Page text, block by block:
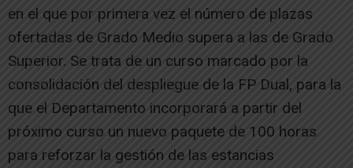
en el que por primera vez el número de plazas
ofertadas de Grado Medio supera a las de Grado
Superior. Se trata de un curso marcado por la
consolidación del despliegue de la FP Dual, para la
que el Departamento incorporará a partir del
próximo curso un nuevo paquete de 100 horas
para reforzar la gestión de las estancias